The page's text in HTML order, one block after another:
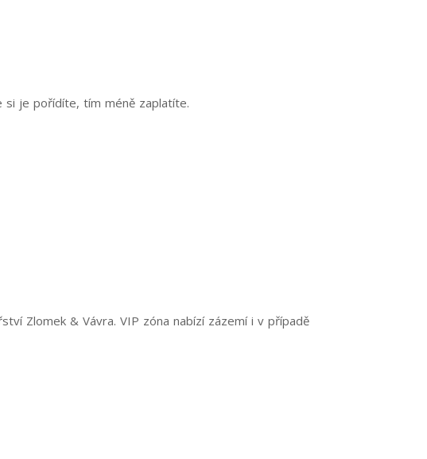
si je pořídíte, tím méně zaplatíte.
Zlomek & Vávra. VIP zóna nabízí zázemí i v případě